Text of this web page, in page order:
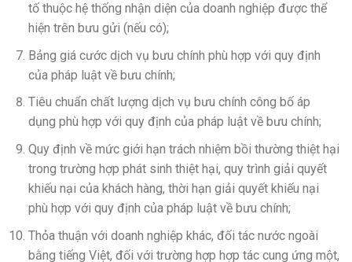
tố thuộc hệ thống nhận diện của doanh nghiệp được thể
hiện trên bưu gửi (nếu có);
Bảng giá cước dịch vụ bưu chính phù hợp với quy định
của pháp luật về bưu chính;
Tiêu chuẩn chất lượng dịch vụ bưu chính công bố áp
dụng phù hợp với quy định của pháp luật về bưu chính;
Quy định về mức giới hạn trách nhiệm bồi thường thiệt hại
trong trường hợp phát sinh thiệt hại, quy trình giải quyết
khiếu nại của khách hàng, thời hạn giải quyết khiếu nại
phù hợp với quy định của pháp luật về bưu chính;
Thỏa thuận với doanh nghiệp khác, đối tác nước ngoài
bằng tiếng Việt, đối với trường hợp hợp tác cung ứng một,